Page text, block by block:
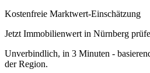
Kostenfreie Marktwert-Einschätzung
Jetzt Immobilienwert in Nürnberg
Unverbindlich, in 3 Minuten -
der Region.